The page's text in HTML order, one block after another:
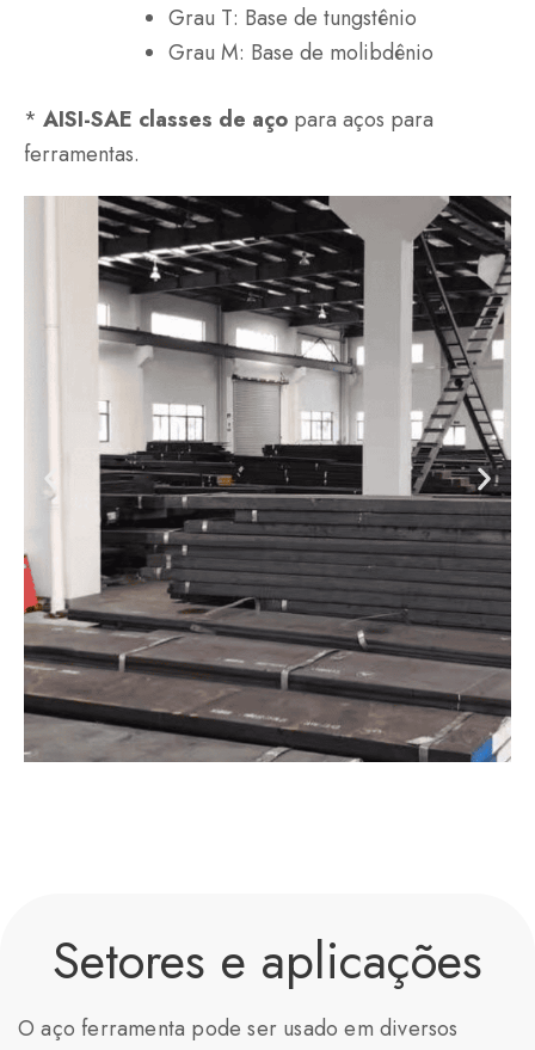
Grau T: Base de tungstênio
Grau M: Base de molibdênio
* AISI-SAE classes de aço para aços para
ferramentas.
Setores e aplicações
O aço ferramenta pode ser usado em diversos